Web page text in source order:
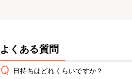
よくある質問
Q 日持ちはどれくらいですか？